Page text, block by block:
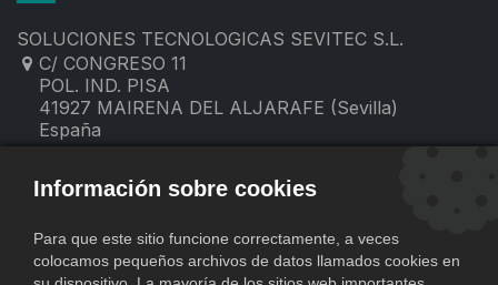
SOLUCIONES TECNOLOGICAS SEVITEC S.L.
C/ CONGRESO 11
POL. IND. PISA
41927 MAIRENA DEL ALJARAFE (Sevilla)
España
contacto@sevitec.es
Información sobre cookies
Para que este sitio funcione correctamente, a veces
colocamos pequeños archivos de datos llamados cookies en